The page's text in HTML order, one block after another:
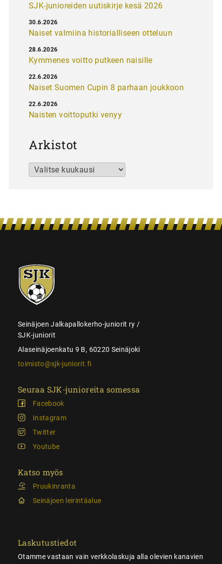
SJK-junioreiden uutiskirje kesä 2026
Naiset valmiina historialliseen otteluun
30.6.2026
Kymmenes voitto putkeen naisille
28.6.2026
Naiset Suomen Cupin 8 parhaan joukkoon
22.6.2026
Naisten voittoputki venyy
22.6.2026
Arkistot
Arkistot
SJK-
juniorit
Seinäjoen Jalkapallokerho-juniorit ry /
SJK-juniorit
Alaseinäjoenkatu 9 B, 60220 Seinäjoki
toimisto@sjk-juniorit.fi
Seuraa SJK-junioreita somessa
Facebook
Instagram
Twitter
Youtube
Katso myös
Pruukinranta
Seinäjoen leirintäalue
Laskutustiedot
Otamme vastaan vain verkkolaskuja alla olevien kanavien